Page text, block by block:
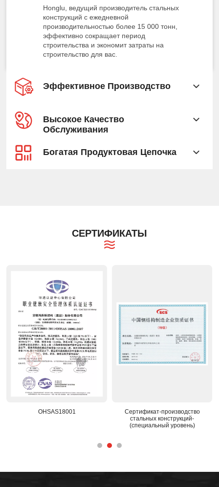
Honglu, ведущий производитель стальных
конструкций с ежедневной
производительностью более 15 000 тонн,
эффективно сокращает период
строительства и экономит затраты на
строительство для вас.
Эффективное Производство
Высокое Качество
Обслуживания
Богатая Продуктовая Цепочка
СЕРТИФИКАТЫ
Сертификат-производство
Национальный признанный
центр исследований и разработок